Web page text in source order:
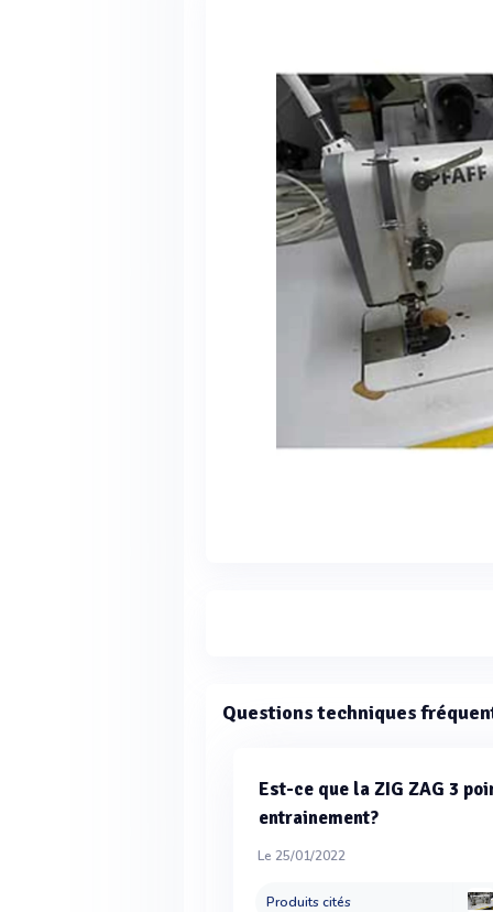
Questions techniques
Est-ce que la ZIG ZAG 3
entrainement?
Le 25/01/2022
Produits cités